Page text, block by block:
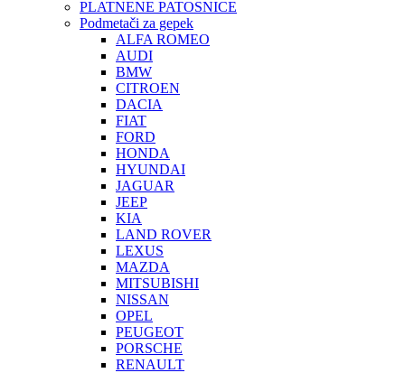
PLATNENE PATOSNICE
Podmetači za gepek
ALFA ROMEO
AUDI
BMW
CITROEN
DACIA
FIAT
FORD
HONDA
HYUNDAI
JAGUAR
JEEP
KIA
LAND ROVER
LEXUS
MAZDA
MITSUBISHI
NISSAN
OPEL
PEUGEOT
PORSCHE
RENAULT